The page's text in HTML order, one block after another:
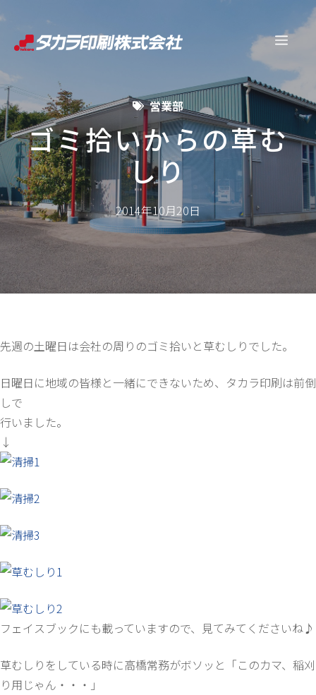
ン
ツ
へ
ス
キ
ッ
プ
メ
ニ
ュ
営業部
ゴミ拾いからの草む
しり
2014年10月20日
先週の土曜日は会社の周りのゴミ拾いと草むしりでした。
日曜日に地域の皆様と一緒にできないため、タカラ印刷は前倒
しで
行いました。
↓
フェイスブックにも載っていますので、見てみてくださいね♪
草むしりをしている時に高橋常務がボソッと「このカマ、稲刈
り用じゃん・・・」